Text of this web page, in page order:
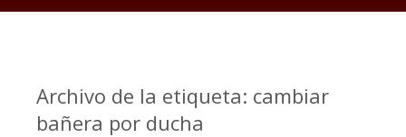
Archivo de la etiqueta: cambiar
bañera por ducha